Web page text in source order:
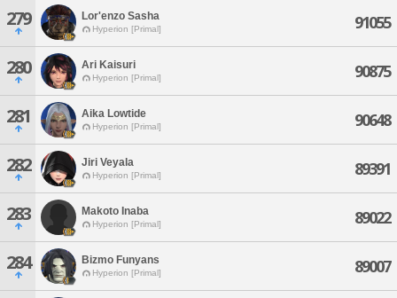
279 Lor'enzo Sasha
Hyperion [Primal] 91055
280 Ari Kaisuri
Hyperion [Primal] 90875
281 Aika Lowtide
Hyperion [Primal] 90648
282 Jiri Veyala
Hyperion [Primal] 89391
283 Makoto Inaba
Hyperion [Primal] 89022
284 Bizmo Funyans
Hyperion [Primal] 89007